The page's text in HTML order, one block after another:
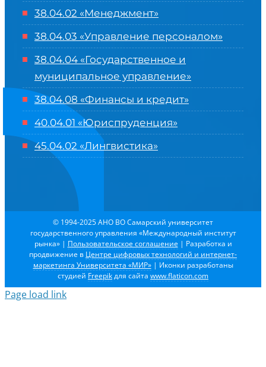
38.04.02 «Менеджмент»
38.04.03 «Управление персоналом»
38.04.04 «Государственное и
муниципальное управление»
38.04.08 «Финансы и кредит»
40.04.01 «Юриспруденция»
45.04.02 «Лингвистика»
© 1994-2025 АНО ВО Самарский университет
государственного управления «Международный институт
рынка» | Пользовательское соглашение | Разработка и
продвижение в Центре цифровых технологий и интернет-
маркетинга Университета «МИР»| Иконки разработаны
студией Freepikдля сайта www.flaticon.com
Page load link